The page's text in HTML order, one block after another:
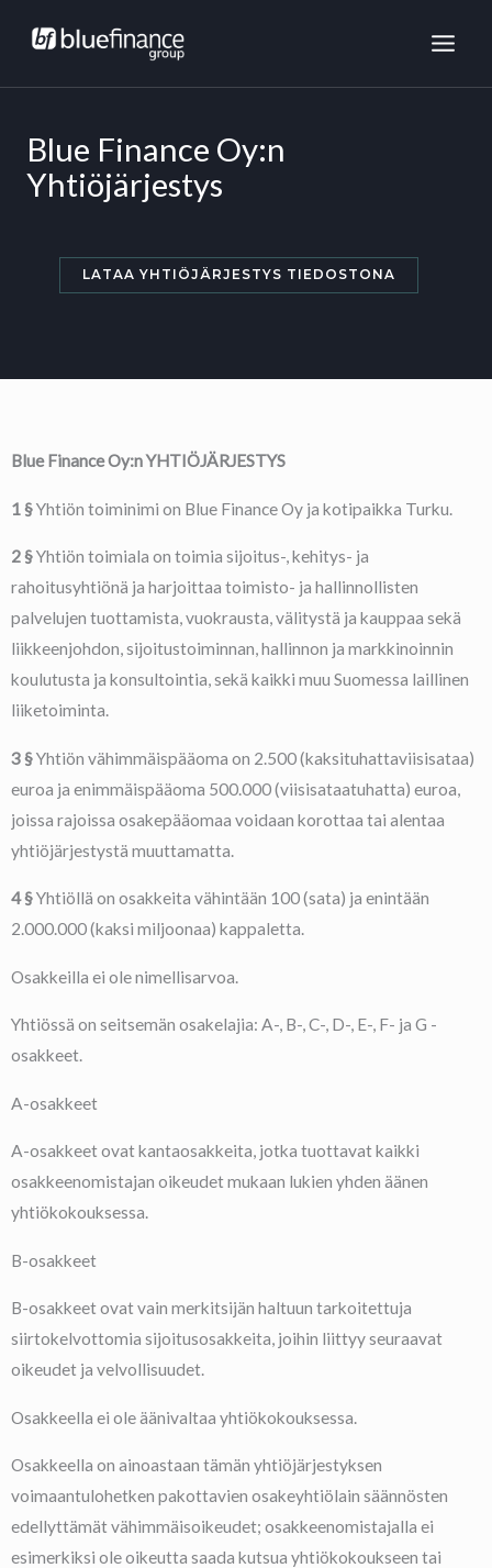
Blue Finance Oy:n
Yhtiöjärjestys
LATAA YHTIÖJÄRJESTYS TIEDOSTONA
Blue Finance Oy:n YHTIÖJÄRJESTYS
1 §Yhtiön toiminimi on Blue Finance Oy ja kotipaikka Turku.
2 §Yhtiön toimiala on toimia sijoitus-, kehitys- ja
rahoitusyhtiönä ja harjoittaa toimisto- ja hallinnollisten
palvelujen tuottamista, vuokrausta, välitystä ja kauppaa sekä
liikkeenjohdon, sijoitustoiminnan, hallinnon ja markkinoinnin
koulutusta ja konsultointia, sekä kaikki muu Suomessa laillinen
liiketoiminta.
3 §Yhtiön vähimmäispääoma on 2.500 (kaksituhattaviisisataa)
euroa ja enimmäispääoma 500.000 (viisisataatuhatta) euroa,
joissa rajoissa osakepääomaa voidaan korottaa tai alentaa
yhtiöjärjestystä muuttamatta.
4 §Yhtiöllä on osakkeita vähintään 100 (sata) ja enintään
2.000.000 (kaksi miljoonaa) kappaletta.
Osakkeilla ei ole nimellisarvoa.
Yhtiössä on seitsemän osakelajia: A-, B-, C-, D-, E-, F- ja G -
osakkeet.
A-osakkeet
A-osakkeet ovat kantaosakkeita, jotka tuottavat kaikki
osakkeenomistajan oikeudet mukaan lukien yhden äänen
yhtiökokouksessa.
B-osakkeet
B-osakkeet ovat vain merkitsijän haltuun tarkoitettuja
siirtokelvottomia sijoitusosakkeita, joihin liittyy seuraavat
oikeudet ja velvollisuudet.
Osakkeella ei ole äänivaltaa yhtiökokouksessa.
Osakkeella on ainoastaan tämän yhtiöjärjestyksen
voimaantulohetken pakottavien osakeyhtiölain säännösten
edellyttämät vähimmäisoikeudet; osakkeenomistajalla ei
esimerkiksi ole oikeutta saada kutsua yhtiökokoukseen tai